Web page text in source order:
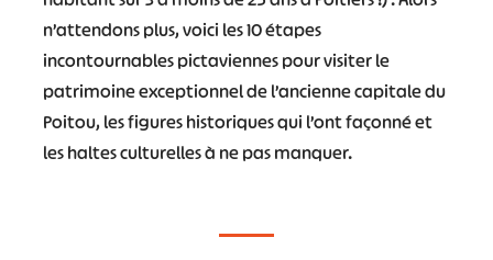
n’attendons plus, voici les 10 étapes
incontournables pictaviennes pour visiter le
patrimoine exceptionnel de l’ancienne capitale du
Poitou, les figures historiques qui l’ont façonné et
les haltes culturelles à ne pas manquer.